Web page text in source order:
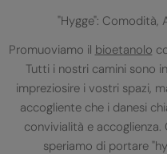
"Hygge": Comodità,
Promuoviamo il bioetanolo
Tutti i nostri camini sono
impreziosire i vostri spazi,
accogliente che i danesi
convivialità e
speriamo di portare